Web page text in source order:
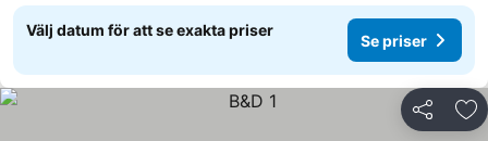
Välj datum för att se exakta priser
Se priser
Dela